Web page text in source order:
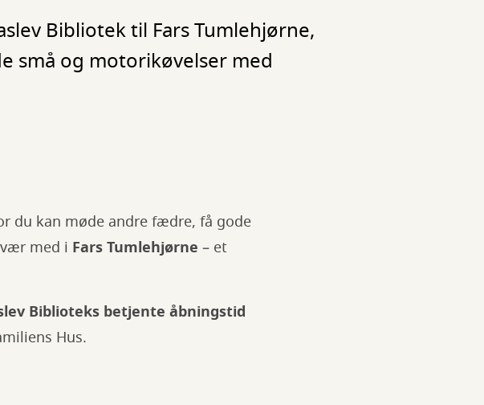
Bibliotek til Fars Tumlehjørne,
små og motorikøvelser med
du kan møde andre fædre, få gode
med i Fars Tumlehjørne – et
Biblioteks betjente åbningstid
Hus.